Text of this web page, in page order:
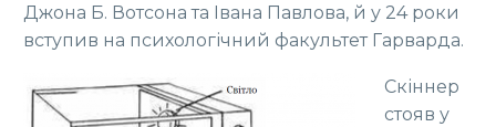
Джона Б. Вотсона та Івана Павлова, й у 24 роки
вступив на психологічний факультет Гарварда.
Скіннер
стояв у